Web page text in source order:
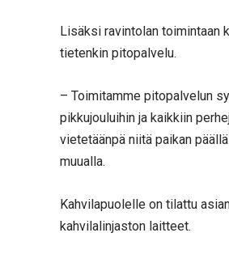
Lisäksi ravintolan toimintaan
tietenkin pitopalvelu.
– Toimitamme pitopalvelun
pikkujouluihin ja kaikkiin
vietetäänpä niitä paikan
muualla.
Kahvilapuolelle on tilattu
kahvilalinjaston laitteet.